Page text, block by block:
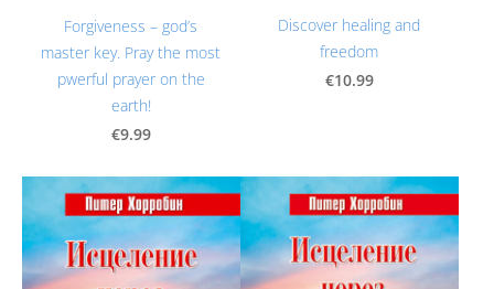
Forgiveness – god’s
master key. Pray the most
pwerful prayer on the
earth!
€9.99
Discover healing and
freedom
€10.99